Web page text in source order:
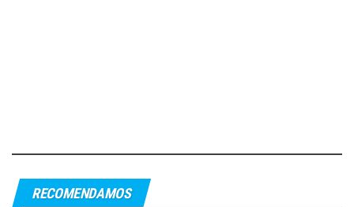
RECOMENDAMOS